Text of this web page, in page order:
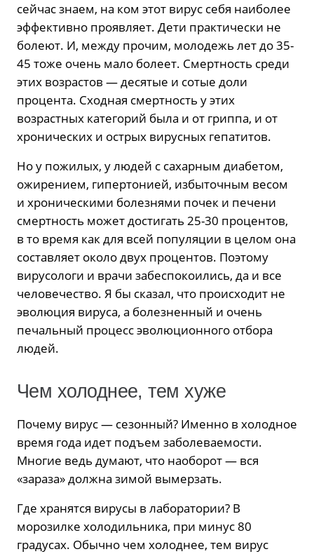
сейчас знаем, на ком этот вирус себя наиболее
эффективно проявляет. Дети практически не
болеют. И, между прочим, молодежь лет до 35-
45 тоже очень мало болеет. Смертность среди
этих возрастов — десятые и сотые доли
процента. Сходная смертность у этих
возрастных категорий была и от гриппа, и от
хронических и острых вирусных гепатитов.
Но у пожилых, у людей с сахарным диабетом,
ожирением, гипертонией, избыточным весом
и хроническими болезнями почек и печени
смертность может достигать 25-30 процентов,
в то время как для всей популяции в целом она
составляет около двух процентов. Поэтому
вирусологи и врачи забеспокоились, да и все
человечество. Я бы сказал, что происходит не
эволюция вируса, а болезненный и очень
печальный процесс эволюционного отбора
людей.
Чем холоднее, тем хуже
Почему вирус — сезонный? Именно в холодное
время года идет подъем заболеваемости.
Многие ведь думают, что наоборот — вся
«зараза» должна зимой вымерзать.
Где хранятся вирусы в лаборатории? В
морозилке холодильника, при минус 80
градусах. Обычно чем холоднее, тем вирус